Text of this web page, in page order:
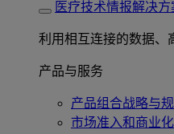
医疗技术情报解决方
利用相互连接的数据、
产品与服务
产品组合战略与规
市场准入和商业化